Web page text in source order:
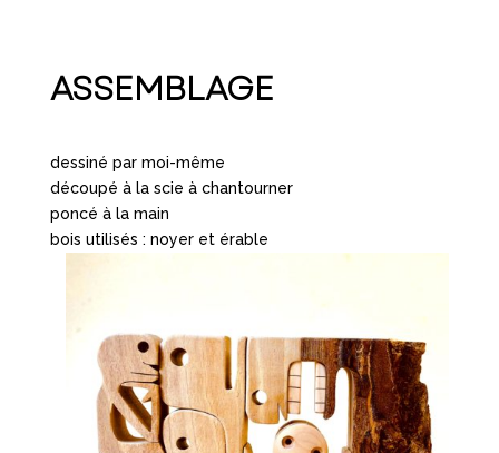
ASSEMBLAGE
dessiné par moi-même
découpé à la scie à chantourner
poncé à la main
bois utilisés : noyer et érable